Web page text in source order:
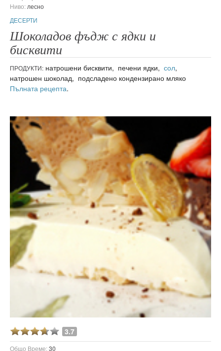
Ниво: лесно
ДЕСЕРТИ
Шоколадов фъдж с ядки и
бисквити
ПРОДУКТИ: натрошени бисквити, печени ядки, сол,
натрошен шоколад, подсладено кондензирано мляко
Пълната рецепта.
3.7
Общо Време:30